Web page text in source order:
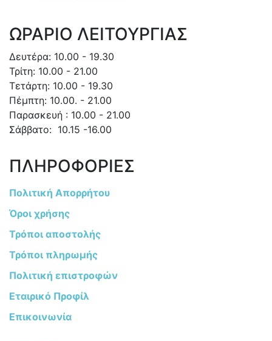
ΩΡΑΡΙΟ ΛΕΙΤΟΥΡΓΙΑΣ
Δευτέρα: 10.00 - 19.30
Τρίτη: 10.00 - 21.00
Τετάρτη: 10.00 - 19.30
Πέμπτη: 10.00. - 21.00
Παρασκευή : 10.00 - 21.00
Σάββατο: 10.15 -16.00
ΠΛΗΡΟΦΟΡΙΕΣ
Πολιτική Απορρήτου
Όροι χρήσης
Τρόποι αποστολής
Τρόποι πληρωμής
Πολιτική επιστροφών
Εταιρικό Προφίλ
Επικοινωνία